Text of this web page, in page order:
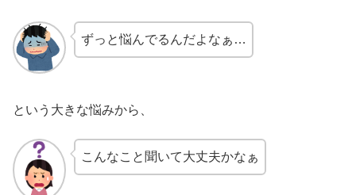
ずっと悩んでるんだよなぁ…
という大きな悩みから、
こんなこと聞いて大丈夫かなぁ